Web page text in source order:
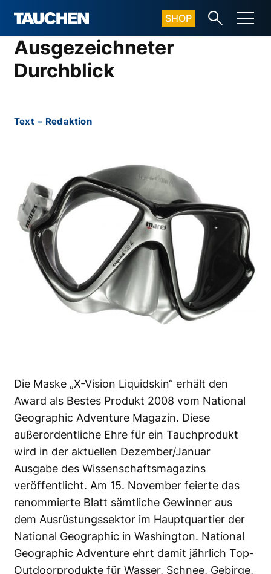
SHOP
Ausgezeichneter
Durchblick
Text – Redaktion
Die Maske „X-Vision Liquidskin“ erhält den
Award als Bestes Produkt 2008 vom National
Geographic Adventure Magazin. Diese
außerordentliche Ehre für ein Tauchprodukt
wird in der aktuellen Dezember/Januar
Ausgabe des Wissenschaftsmagazins
veröffentlicht. Am 15. November feierte das
renommierte Blatt sämtliche Gewinner aus
dem Ausrüstungssektor im Hauptquartier der
National Geographic in Washington. National
Geographic Adventure ehrt damit jährlich Top-
Outdoorprodukte für Wasser, Schnee, Gebirge,